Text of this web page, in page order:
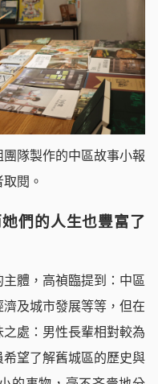
隊製作的中區故事小報
閱。
們的人生也豐富了
體，高禎臨提到：中區
及城市發展等等，但在
處：男性長輩相對較為
望了解舊城區的歷史與